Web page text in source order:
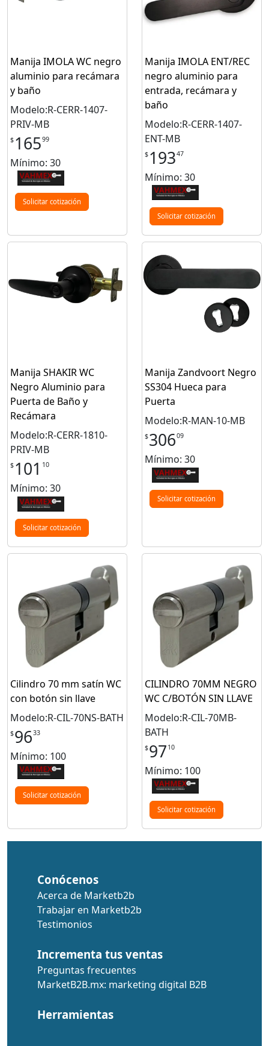
Manija IMOLA WC negro
aluminio para recámara
y baño
Modelo:R-CERR-1407-
PRIV-MB
$ 16599
Mínimo: 30
Solicitar cotización
Manija IMOLA ENT/REC
negro aluminio para
entrada, recámara y
baño
Modelo:R-CERR-1407-
ENT-MB
$ 19347
Mínimo: 30
Solicitar cotización
Manija SHAKIR WC
Negro Aluminio para
Puerta de Baño y
Recámara
Modelo:R-CERR-1810-
PRIV-MB
$ 101 10
Mínimo: 30
Solicitar cotización
Manija Zandvoort Negro
SS304 Hueca para
Puerta
Modelo:R-MAN-10-MB
$30609
Mínimo: 30
Solicitar cotización
Cilindro 70 mm satín WC
con botón sin llave
Modelo:R-CIL-70NS-BATH
$9633
Mínimo: 100
Solicitar cotización
CILINDRO 70MM NEGRO
WC C/BOTÓN SIN LLAVE
Modelo:R-CIL-70MB-
BATH
$97 10
Mínimo: 100
Solicitar cotización
Conócenos
Acerca de Marketb2b
Trabajar en Marketb2b
Testimonios
Incrementa tus ventas
Preguntas frecuentes
MarketB2B.mx: marketing digital B2B
Herramientas